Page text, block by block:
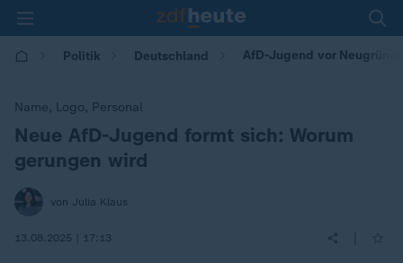
Politik Deutschland AfD-Jugend vor
Name, Logo, Personal
:Neue AfD-Jugend formt sich: Worum
gerungen wird
von Julia Klaus
13.08.2025 | 17:13